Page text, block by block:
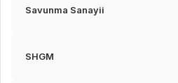
Savunma Sanayii
SHGM